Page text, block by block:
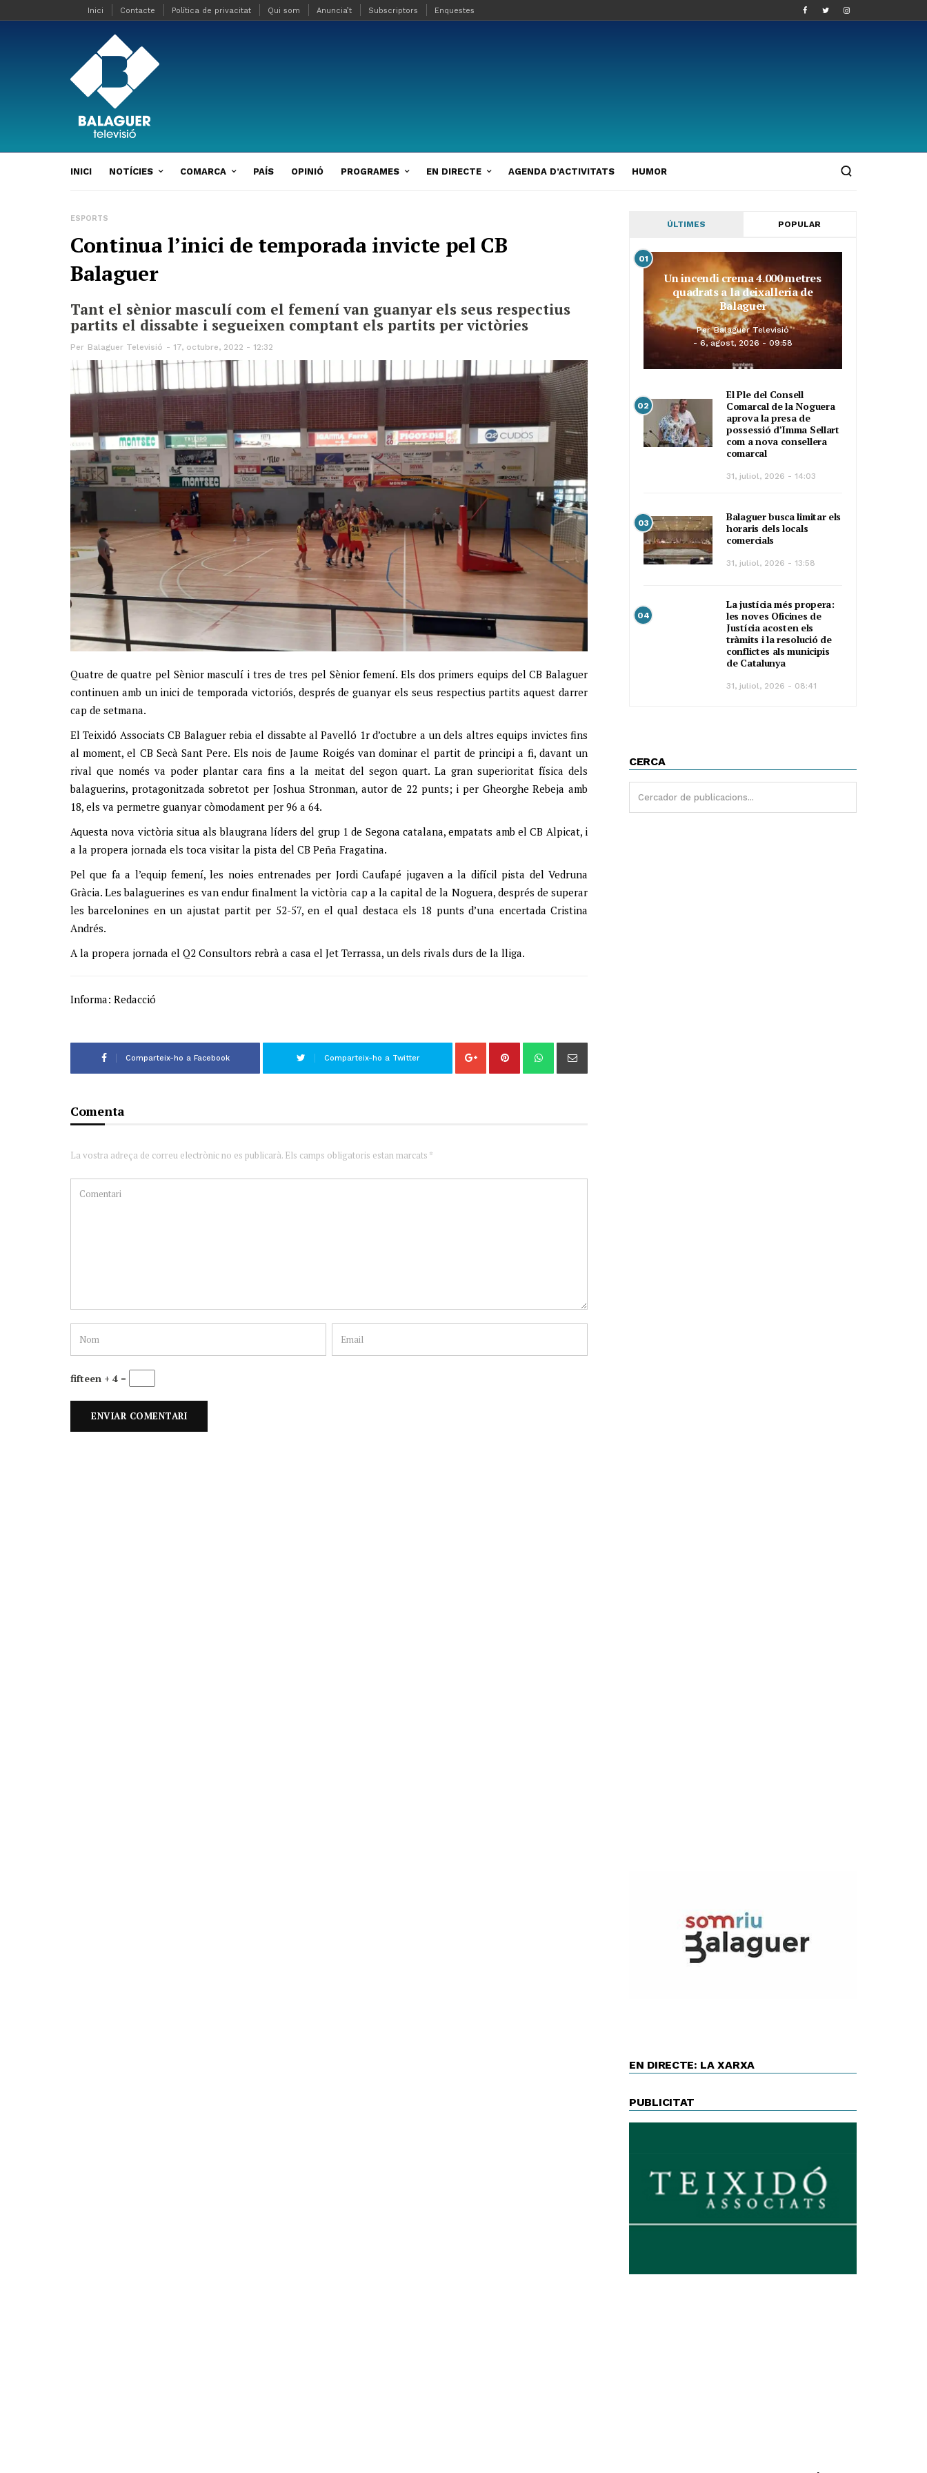
Inici Contacte Política de privacitat Qui som Anuncia’t Subscriptors Enquestes
INICI NOTÍCIES COMARCA PAÍS OPINIÓ PROGRAMES EN DIRECTE AGENDA D’ACTIVITATS HUMOR
ESPORTS
Continua l’inici de temporada invicte pel CB
Balaguer
Tant el sènior masculí com el femení van guanyar els seus respectius
partits el dissabte i segueixen comptant els partits per victòries
Per Balaguer Televisió 17, octubre, 2022 - 12:32
Quatre de quatre pel Sènior masculí i tres de tres pel Sènior femení. Els dos primers equips del CB Balaguer
continuen amb un inici de temporada victoriós, després de guanyar els seus respectius partits aquest darrer
cap de setmana.
El Teixidó Associats CB Balaguer rebia el dissabte al Pavelló 1r d’octubre a un dels altres equips invictes fins
al moment, el CB Secà Sant Pere. Els nois de Jaume Roigés van dominar el partit de principi a fi, davant un
rival que només va poder plantar cara fins a la meitat del segon quart. La gran superioritat física dels
balaguerins, protagonitzada sobretot per Joshua Stronman, autor de 22 punts; i per Gheorghe Rebeja amb
18, els va permetre guanyar còmodament per 96 a 64.
Aquesta nova victòria situa als blaugrana líders del grup 1 de Segona catalana, empatats amb el CB Alpicat, i
a la propera jornada els toca visitar la pista del CB Peña Fragatina.
Pel que fa a l’equip femení, les noies entrenades per Jordi Caufapé jugaven a la difícil pista del Vedruna
Gràcia. Les balaguerines es van endur finalment la victòria cap a la capital de la Noguera, després de superar
les barcelonines en un ajustat partit per 52-57, en el qual destaca els 18 punts d’una encertada Cristina
Andrés.
A la propera jornada el Q2 Consultors rebrà a casa el Jet Terrassa, un dels rivals durs de la lliga.
Informa: Redacció
Comparteix-ho a Facebook Comparteix-ho a Twitter
Comenta
La vostra adreça de correu electrònic no es publicarà. Els camps obligatoris estan marcats *
fifteen + 4 =
ÚLTIMES POPULAR
01
Un incendi crema 4.000 metres
quadrats a la deixalleria de
Balaguer
Per Balaguer Televisió
6, agost, 2026 - 09:58
02
El Ple del Consell
Comarcal de la Noguera
aprova la presa de
possessió d’Imma Sellart
com a nova consellera
comarcal
31, juliol, 2026 - 14:03
03
Balaguer busca limitar els
horaris dels locals
comercials
31, juliol, 2026 - 13:58
04
La justícia més propera:
les noves Oficines de
Justícia acosten els
tràmits i la resolució de
conflictes als municipis
de Catalunya
31, juliol, 2026 - 08:41
CERCA
EN DIRECTE: LA XARXA
PUBLICITAT